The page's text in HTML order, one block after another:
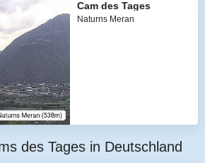
Cam des Tages
Naturns Meran
des Tages in Deutschland